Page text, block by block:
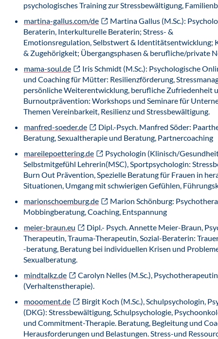
psychologisches Training zur Stressbewältigung,
martina-gallus.com/de
Martina Gallus (M.Sc.):
Beraterin, Interkulturelle Beraterin; Stress- &
Emotionsregulation, Selbstwert & Identitätsentwicklung;
& Zugehörigkeit; Übergangsphasen & berufliche/private
mama-soul.de
Iris Schmidt (M.Sc.): Psychologische
und Coaching für Mütter: Resilienzförderung,
persönliche Weiterentwicklung, berufliche Zufriedenheit
Burnoutprävention: Workshops und Seminare für
Themen Vereinbarkeit, Resilienz und Stressbewältigung.
manfred-soeder.de
Dipl.-Psych. Manfred Söder:
Beratung, Sexualtherapie und Beratung, Partnercoaching
mareilepoettering.de
Psychologin (Klinisch/
Selbstmitgefühl Lehrerin(MSC), Sportpsychologin:
Burn Out Prävention, Spezielle Beratung für Frauen in
Situationen, Umgang mit schwierigen Gefühlen,
marionschoemburg.de
Marion Schönburg:
Mobbingberatung, Coaching, Entspannung
meier-braun.eu
Dipl.- Psych. Annette Meier-Braun,
Therapeutin, Trauma-Therapeutin, Sozial-Beraterin:
-beratung, Beratung bei individuellen Krisen und
Sexualberatung.
mindtalkz.de
Carolyn Nelles (M.Sc.),
(Verhaltenstherapie).
moooment.de
Birgit Koch (M.Sc.), Schulpsychologin,
(DKG): Stressbewältigung, Schulpsychologie,
und Commitment-Therapie. Beratung, Begleitung und
Herausforderungen und Belastungen. Stress-und